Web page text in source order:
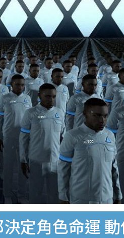
決定角色命運